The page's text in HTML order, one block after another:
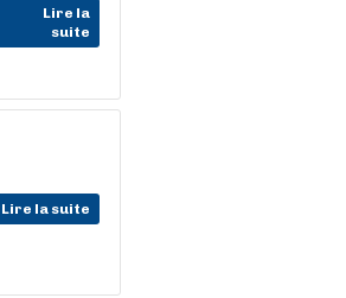
Lire la
suite
Lire la suite